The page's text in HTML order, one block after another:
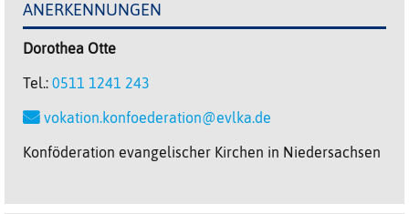
ANERKENNUNGEN
Dorothea Otte
Tel.: 0511 1241 243
vokation.konfoederation@evlka.de
Konföderation evangelischer Kirchen in Niedersachsen